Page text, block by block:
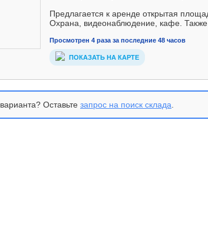
Предлагается к аренде открытая
Охрана, видеонаблюдение, кафе. Также
Просмотрен 4 раза за последние 48 часов
ПОКАЗАТЬ НА КАРТЕ
Оставьте запрос на поиск склада